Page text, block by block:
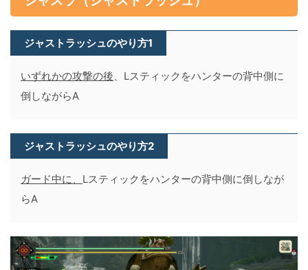
ジャストラッシュのやり方1
いずれかの攻撃の後、Lスティックをハンターの背中側に
倒しながらA
ジャストラッシュのやり方2
ガード中に、 Lスティックをハンターの背中側に倒しなが
らA